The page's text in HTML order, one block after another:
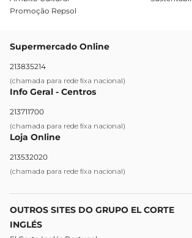
Promoção Repsol
Supermercado Online
213835214
(chamada para rede fixa nacional)
Info Geral - Centros
213711700
(chamada para rede fixa nacional)
Loja Online
213532020
(chamada para rede fixa nacional)
OUTROS SITES DO GRUPO EL CORTE
INGLÉS